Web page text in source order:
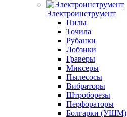
Электроинструмент
Пилы
Точила
Рубанки
Лобзики
Граверы
Миксеры
Пылесосы
Вибраторы
Штроборезы
Перфораторы
Болгарки (УШМ)